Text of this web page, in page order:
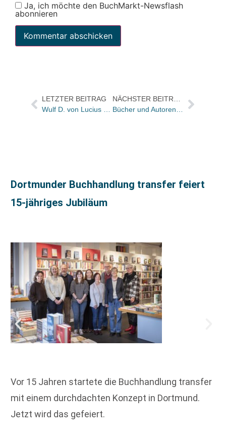
Ja, ich möchte den BuchMarkt-Newsflash
abonnieren
LETZTER BEITRAG
Dortmunder Buchhandlung transfer feiert
15-jähriges Jubiläum
Vor 15 Jahren startete die Buchhandlung transfer
mit einem durchdachten Konzept in Dortmund.
Jetzt wird das gefeiert.